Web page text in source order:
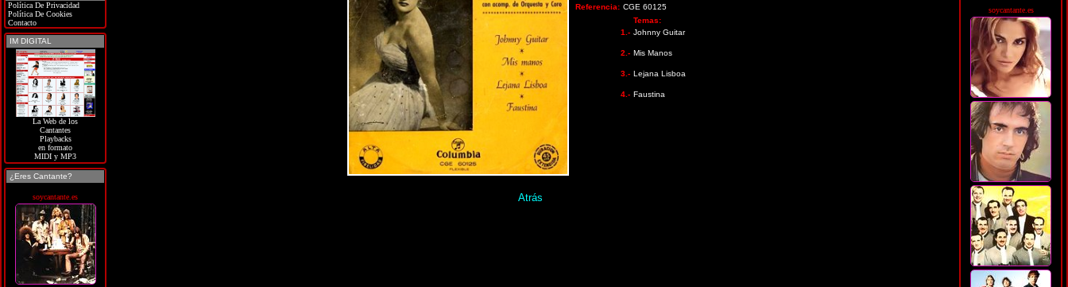
Política De Privacidad
Política De Cookies
Contacto
IM DIGITAL
La Web de los
Cantantes
Playbacks
en formato
MIDI y MP3
¿Eres Cantante?
soycantante.es
Referencia: CGE 60125
Temas:
1.- Johnny Guitar
2.- Mis Manos
3.- Lejana Lisboa
4.- Faustina
Atrás
soycantante.es